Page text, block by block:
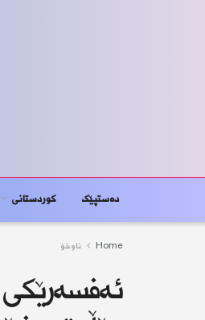
دەستپێک کوردستانى
Home ناوخۆ
ئەفسەرێكی